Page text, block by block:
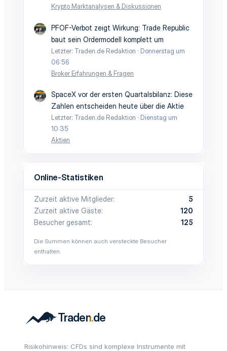
Krypto Marktanalysen & Diskussionen
PFOF-Verbot zeigt Wirkung: Trade Republic
baut sein Ordermodell komplett um
Letzter: Traden.de Redaktion
Donnerstag um
06:56
Broker Erfahrungen & Fragen
SpaceX vor der ersten Quartalsbilanz: Diese
Zahlen entscheiden heute über die Aktie
Letzter: Traden.de Redaktion
Dienstag um
10:35
Aktien
Online-Statistiken
Zurzeit aktive Mitglieder
5
Zurzeit aktive Gäste
120
Besucher gesamt
125
Die Summen können auch versteckte Besucher
enthalten.
Risikohinweis: CFDs sind komplexe Instrumente mit